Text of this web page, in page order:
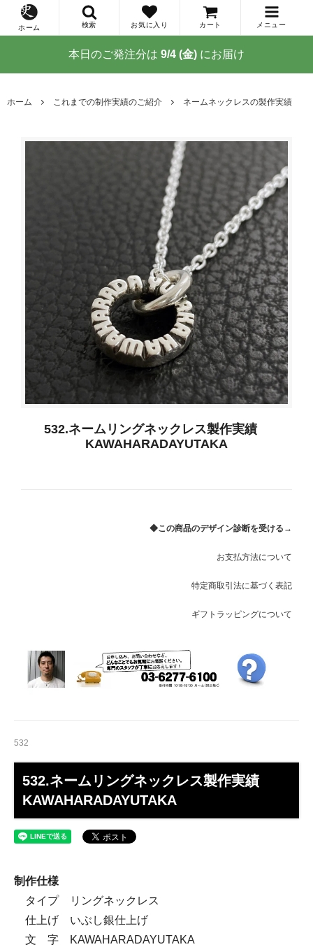
ホーム 検索 お気に入り カート メニュー
本日のご発注分は 9/4 (金) にお届け
ホーム これまでの制作実績のご紹介 ネームネックレスの製作実績
532.ネームリングネックレス製作実績
KAWAHARADAYUTAKA
◆この商品のデザイン診断を受ける→
お支払方法について
特定商取引法に基づく表記
ギフトラッピングについて
532
532.ネームリングネックレス製作実績
KAWAHARADAYUTAKA
制作仕様
タイプ リングネックレス
仕上げ いぶし銀仕上げ
文 字 KAWAHARADAYUTAKA